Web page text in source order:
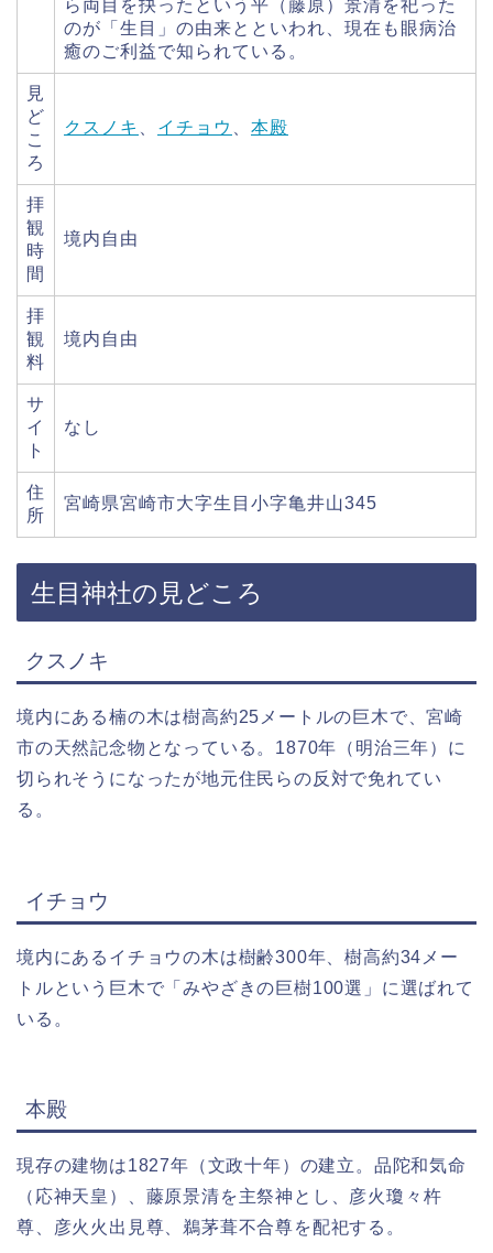
ら両目を抉ったという平（藤原）景清を祀った
のが「生目」の由来とといわれ、現在も眼病治
癒のご利益で知られている。
見
ど
こ
ろ
クスノキ イチョウ 本殿
拝
観
時
間
境内自由
拝
観
料
境内自由
サ
イ
ト
なし
住
所
宮崎県宮崎市大字生目小字亀井山345
生目神社の見どころ
クスノキ
境内にある楠の木は樹高約25メートルの巨木で、宮崎
市の天然記念物となっている。1870年（明治三年）に
切られそうになったが地元住民らの反対で免れてい
る。
イチョウ
境内にあるイチョウの木は樹齢300年、樹高約34メー
トルという巨木で「みやざきの巨樹100選」に選ばれて
いる。
本殿
現存の建物は1827年（文政十年）の建立。品陀和気命
（応神天皇）、藤原景清を主祭神とし、彦火瓊々杵
尊、彦火火出見尊、鵜茅葺不合尊を配祀する。